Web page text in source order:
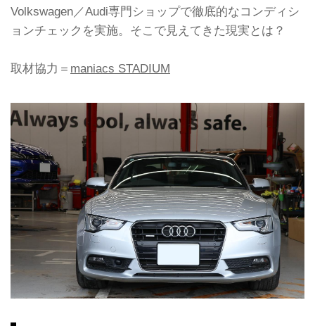
Volkswagen／Audi専門ショップで徹底的なコンディシ
ョンチェックを実施。そこで見えてきた現実とは？
取材協力＝ maniacs STADIUM